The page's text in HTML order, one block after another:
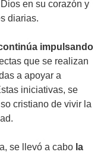
en su corazón y
diarias.
impulsando
que se realizan
a apoyar a
iniciativas, se
cristiano de vivir la
se llevó a cabo la